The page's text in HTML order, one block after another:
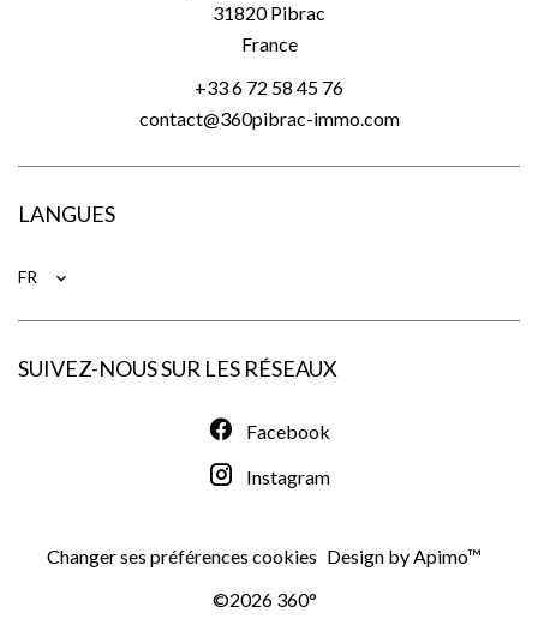
31820Pibrac
France
+33 6 72 58 45 76
contact@360pibrac-immo.com
LANGUES
FR
SUIVEZ-NOUS SUR LES RÉSEAUX
Facebook
Instagram
Changer ses préférences cookies Design byApimo™
©2026 360°